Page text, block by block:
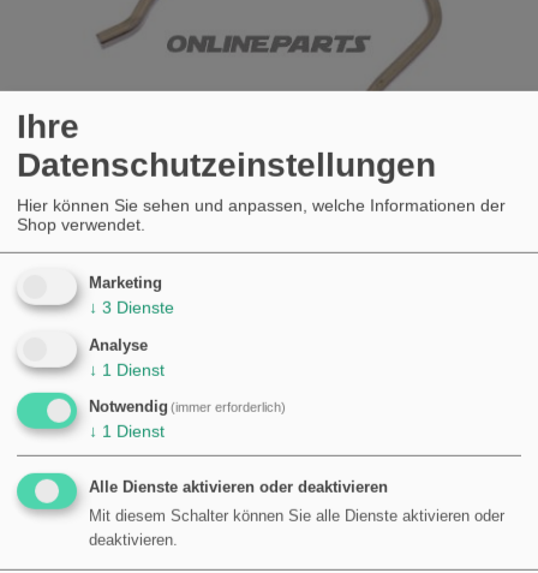
FEDER THERMOSTAT OE BMW F 650 650
€9,23
Ihre
Datenschutzeinstellungen
Hier können Sie sehen und anpassen, welche Informationen der
Shop verwendet.
Marketing
↓ 3 Dienste
Analyse
↓ 1 Dienst
Notwendig (immer erforderlich)
↓ 1 Dienst
Alle Dienste aktivieren oder deaktivieren
Mit diesem Schalter können Sie alle Dienste aktivieren oder
deaktivieren.